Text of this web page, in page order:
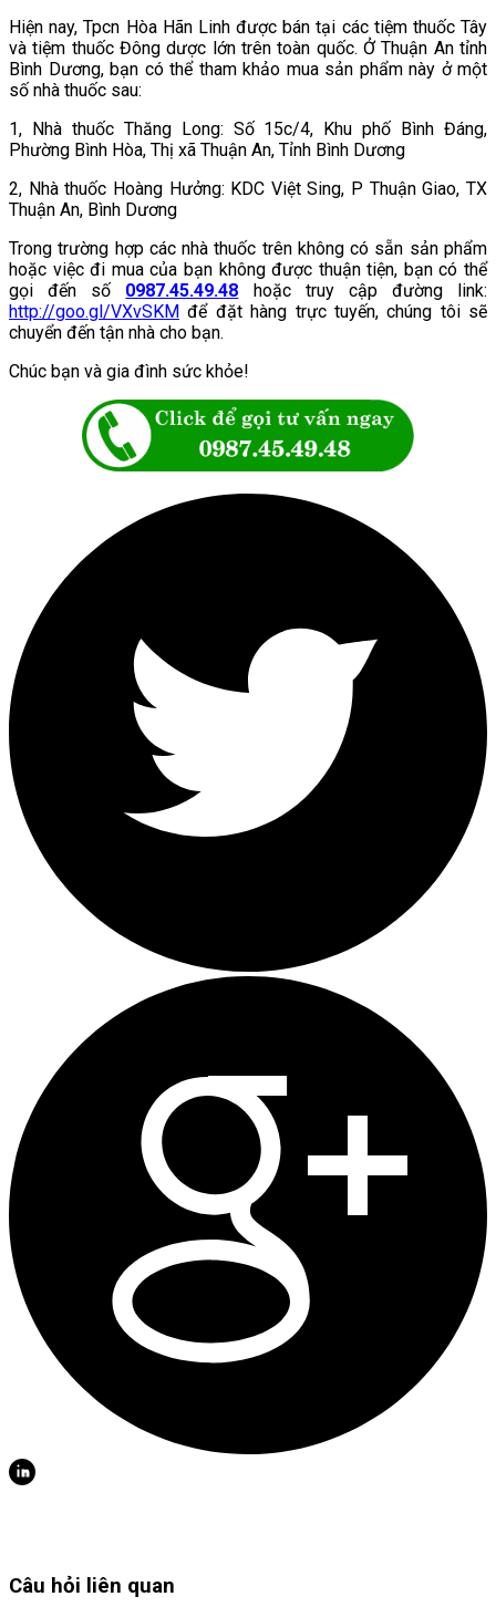
Hiện nay, Tpcn Hòa Hãn Linh được bán tại các tiệm thuốc Tây
và tiệm thuốc Đông dược lớn trên toàn quốc. Ở Thuận An tỉnh
Bình Dương, bạn có thể tham khảo mua sản phẩm này ở một
số nhà thuốc sau:
1, Nhà thuốc Thăng Long: Số 15c/4, Khu phố Bình Đáng,
Phường Bình Hòa, Thị xã Thuận An, Tỉnh Bình Dương
2, Nhà thuốc Hoàng Hưởng: KDC Việt Sing, P Thuận Giao, TX
Thuận An, Bình Dương
Trong trường hợp các nhà thuốc trên không có sẵn sản phẩm
hoặc việc đi mua của bạn không được thuận tiện, bạn có thể
gọi đến số 0987.45.49.48 hoặc truy cập đường link:
http://goo.gl/VXvSKM để đặt hàng trực tuyến, chúng tôi sẽ
chuyển đến tận nhà cho bạn.
Chúc bạn và gia đình sức khỏe!
Câu hỏi liên quan